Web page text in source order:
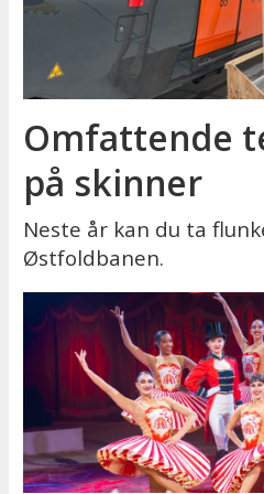
Omfattende
på skinner
Neste år kan du ta
Østfoldbanen.